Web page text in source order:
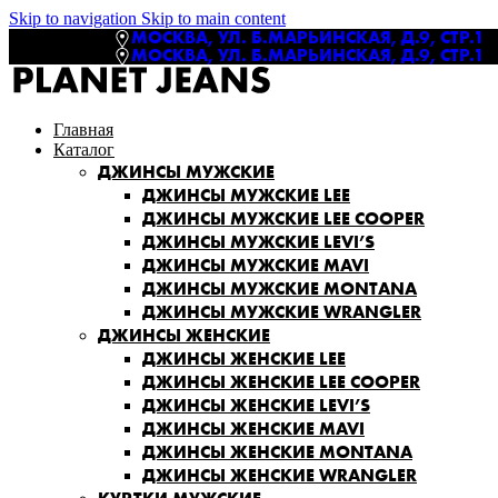
Skip to navigation Skip to main content
МОСКВА, УЛ. Б.МАРЬИНСКАЯ, Д.9, СТР.1
МОСКВА, УЛ. Б.МАРЬИНСКАЯ, Д.9, СТР.1
Главная
Каталог
ДЖИНСЫ МУЖСКИЕ
ДЖИНСЫ МУЖСКИЕ LEE
ДЖИНСЫ МУЖСКИЕ LEE COOPER
ДЖИНСЫ МУЖСКИЕ LEVI’S
ДЖИНСЫ МУЖСКИЕ MAVI
ДЖИНСЫ МУЖСКИЕ MONTANA
ДЖИНСЫ МУЖСКИЕ WRANGLER
ДЖИНСЫ ЖЕНСКИЕ
ДЖИНСЫ ЖЕНСКИЕ LEE
ДЖИНСЫ ЖЕНСКИЕ LEE COOPER
ДЖИНСЫ ЖЕНСКИЕ LEVI’S
ДЖИНСЫ ЖЕНСКИЕ MAVI
ДЖИНСЫ ЖЕНСКИЕ MONTANA
ДЖИНСЫ ЖЕНСКИЕ WRANGLER